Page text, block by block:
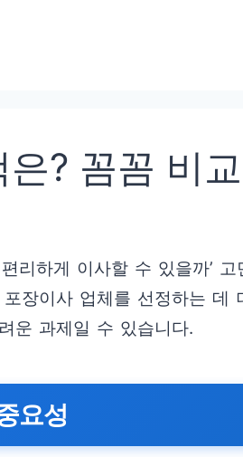
? 꼼꼼 비
리하게 이사할 수 있을까’
장이사 업체를 선정하는 데
운 과제일 수 있습니다.
요성